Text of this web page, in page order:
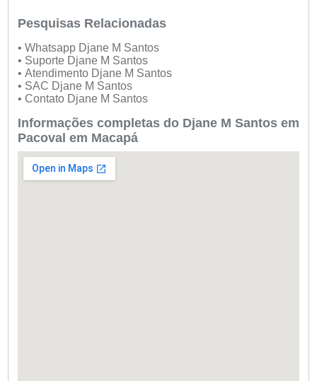
Pesquisas Relacionadas
• Whatsapp Djane M Santos
• Suporte Djane M Santos
• Atendimento Djane M Santos
• SAC Djane M Santos
• Contato Djane M Santos
Informações completas do Djane M Santos em
Pacoval em Macapá